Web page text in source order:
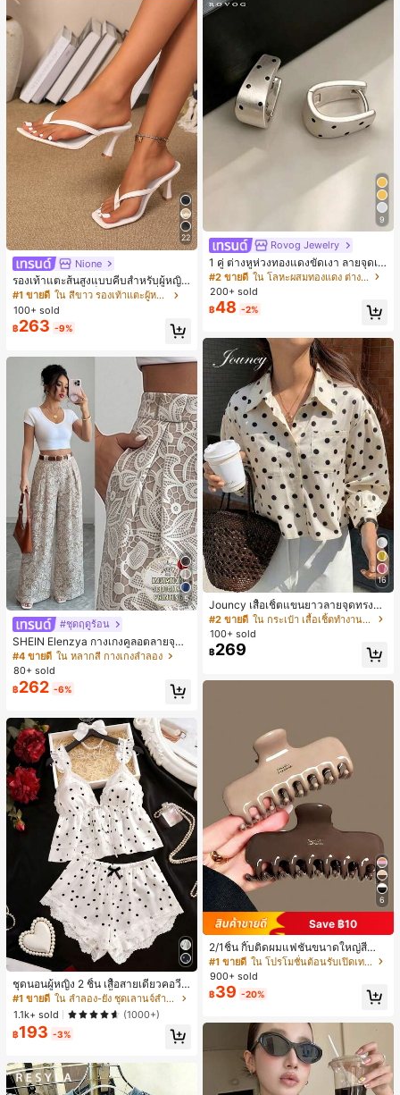
22
Nione
รองเท้าแตะส้นสูงแบบคีบสำหรับผู้หญิง
สไตล์คลาสสิก สีบล็อก สไตล์แฟรี่ฤดูร้อ
น ส้นเข็ม รองเท้าแตะแบบคีบ รองเท้าแ
ตะชายหาดแฟชั่นสายไขว้ รองเท้าผู้ห
ญิง สำหรับออฟฟิศ บ้าน กลางแจ้ง ดีไซ
น์หัวเหลี่ยม ชิคและหรูหรา สำหรับเดทไ
นท์
#1 ขายดี
ใน สีขาว รองเท้าแตะผู้หญิง
100+ sold
฿263 -9%
5
#ชุดฤดูร้อน
SHEIN Elenzya กางเกงคูลอตลายจุดเ
อวสูงแบบใหม่สำหรับฤดูใบไม้ผลิ/ฤดูร้อ
น, สไตล์หรูหราเหมาะสำหรับใส่ในชีวิต
ประจำวันและทำงาน, ให้ความรู้สึกวินเ
ทจสำหรับฤดูรับปริญญา, เทศกาลดนตร
#4 ขายดี ใน หลากสี กางเกงลำลอง
80+ sold
฿262 -6%
ชุดนอนผู้หญิง 2 ชิ้น เสื้อสายเดี่ยวคอวีลู
กไม้ พร้อมกางเกงขาสั้นแต่งลูกไม้ แต่ง
โบว์ที่เอว ชุดลำลองผู้หญิงนุ่มสบายน่ารั
ก สไตล์เอสเธติก
#1 ขายดี
ใน ลำลอง-ยัง ชุดเลานจ์สำหรับผู้หญิง
1.1k+ sold
(1000+)
฿193 -3%
9
Rovog Jewelry
1 คู่ ต่างหูห่วงทองแดงขัดเงา ลายจุดเร
ขาคณิตสไตล์มินิมอล เหมาะสำหรับสว
มใส่ประจำวันแบบสบายๆ สำหรับผู้หญิง
#2 ขายดี
ใน โลหะผสมทองแดง ต่างหูผู้หญิง
200+ sold
฿48 -2%
16
Jouncy เสื้อเชิ้ตแขนยาวลายจุดทรงหล
วมสำหรับผู้หญิง
#2 ขายดี
ใน กระเป๋า เสื้อเชิ้ตทำงานมีกระเป๋า
100+ sold
฿269
6
Save ฿10
2/1ชิ้น กิ๊บติดผมแฟชั่นขนาดใหญ่สีน้ำ
ตาลชานมสำหรับผู้หญิง เหมาะสำหรับก
ารอาบน้ำ ล้างหน้า และจัดแต่งทรงผม
#1 ขายดี
ใน โปรโมชั่นต้อนรับเปิดเทอม เครื่องประดับผมผู้หญิง
900+ sold
฿39 -20%